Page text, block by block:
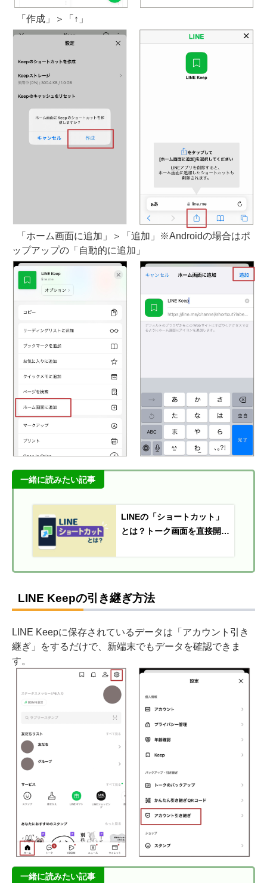
「作成」＞「↑」
「ホーム画面に追加」＞「追加」※Androidの場合はポ
ップアップの「自動的に追加」
一緒に読みたい記事
LINEの「ショートカット」
とは？トーク画面を直接開く
LINE Keepの引き継ぎ方法
LINE Keepに保存されているデータは「アカウント引き
継ぎ」をするだけで、新端末でもデータを確認できま
す。
一緒に読みたい記事